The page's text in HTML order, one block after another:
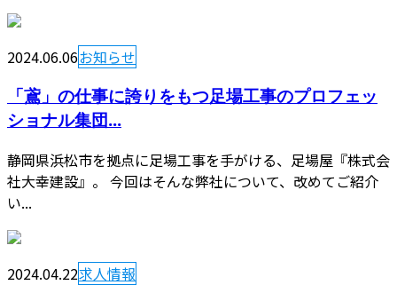
2024.06.06お知らせ
「鳶」の仕事に誇りをもつ足場工事のプロフェッ
ショナル集団...
静岡県浜松市を拠点に足場工事を手がける、足場屋『株式会
社大幸建設』。 今回はそんな弊社について、改めてご紹介
い...
2024.04.22求人情報